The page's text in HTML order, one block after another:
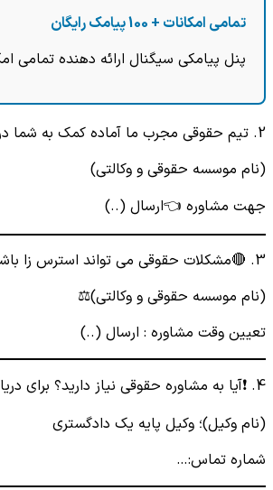
تمامی امکانات + 100 پیامک رایگان
پنل پیامکی سیگنال ارائه دهنده تمامی
2. تیم حقوقی مجرب ما آماده کمک به شما در هر موضوع حقوقی است. ⚖
(نام موسسه حقوقی و وکالتی)
جهت مشاوره 👈ارسال (..)
3. 🔴مشکلات حقوقی می تواند استرس زا باشد. اجازه دهید با خدمات حقوقی خود خیالتان را راحت کنیم.
(نام موسسه حقوقی و وکالتی)⚖
تعیین وقت مشاوره : ارسال (..)
4. ❗آیا به مشاوره حقوقی نیاز دارید؟ برای دریافت خدمات حقوقی درجه یک با ما تماس بگیرید.
(نام وکیل)؛ وکیل پایه یک دادگستری
شماره تماس:…